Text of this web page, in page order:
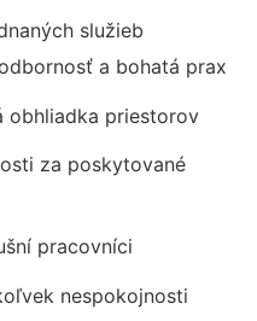
služieb
a bohatá prax
obhliadka priestorov
za poskytované
pracovníci
nespokojnosti